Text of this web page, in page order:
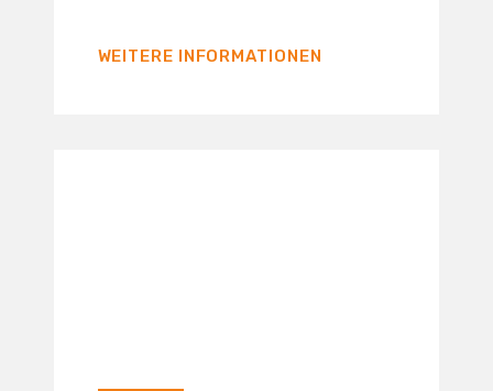
WEITERE INFORMATIONEN